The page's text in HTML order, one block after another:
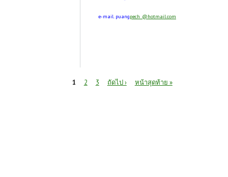
e-mail. puangpech_@hotmail.com
1 2 3 ถัดไป › หน้าสุดท้าย »